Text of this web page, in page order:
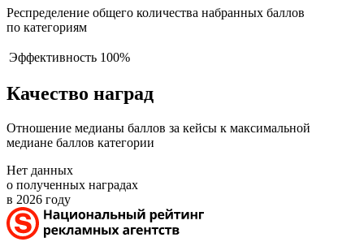
Респределение общего количества набранных баллов
по категориям
Эффективность 100%
Качество наград
Отношение медианы баллов за кейсы к максимальной
медиане баллов категории
Нет данных
о полученных наградах
в 2026 году